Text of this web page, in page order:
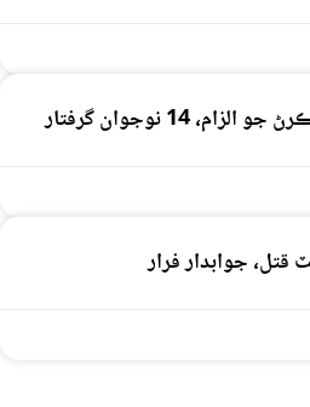
14 نوجوان گرفتار
جوابدار فرار